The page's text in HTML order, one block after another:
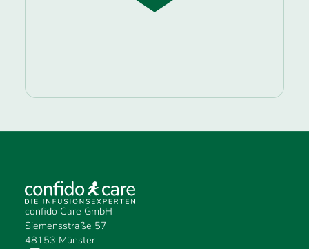
confido Care GmbH
Siemensstraße 57
48153 Münster